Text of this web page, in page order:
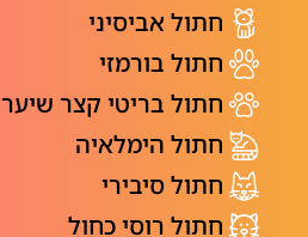
חתול אביסיני
חתול בורמזי
חתול בריטי קצר שיער
חתול הימלאיה
חתול סיבירי
חתול רוסי כחול